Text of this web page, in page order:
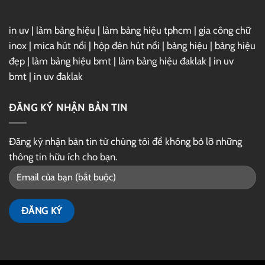
in uv | làm bảng hiệu | làm bảng hiệu tphcm | gia công chữ
inox | mica hút nổi | hộp đèn hút nổi | bảng hiệu | bảng hiệu
đẹp | làm bảng hiệu bmt | làm bảng hiệu đaklak | in uv
bmt | in uv đaklak
ĐĂNG KÝ NHẬN BẢN TIN
Đăng ký nhận bản tin từ chúng tôi để không bỏ lỡ những
thông tin hữu ích cho bạn.